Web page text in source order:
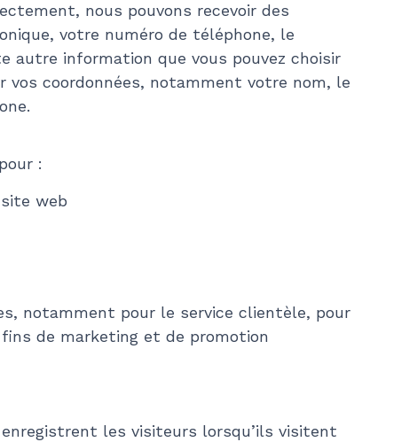
nous pouvons recevoir des
votre numéro de téléphone, le
autre information que vous pouvez choisir
vos coordonnées, notamment votre nom, le
:
web
notamment pour le service clientèle, pour
de marketing et de promotion
les visiteurs lorsqu’ils visitent